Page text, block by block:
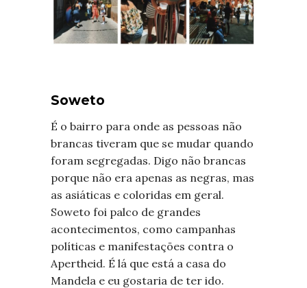
Soweto
É o bairro para onde as pessoas não
brancas tiveram que se mudar quando
foram segregadas. Digo não brancas
porque não era apenas as negras, mas
as asiáticas e coloridas em geral.
Soweto foi palco de grandes
acontecimentos, como campanhas
políticas e manifestações contra o
Apertheid. É lá que está a casa do
Mandela e eu gostaria de ter ido.